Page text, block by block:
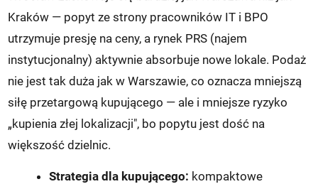
Kraków — popyt ze strony pracowników IT i BPO
utrzymuje presję na ceny, a rynek PRS (najem
instytucjonalny) aktywnie absorbuje nowe lokale. Podaż
nie jest tak duża jak w Warszawie, co oznacza mniejszą
siłę przetargową kupującego — ale i mniejsze ryzyko
„kupienia złej lokalizacji", bo popytu jest dość na
większość dzielnic.
Strategia dla kupującego: kompaktowe